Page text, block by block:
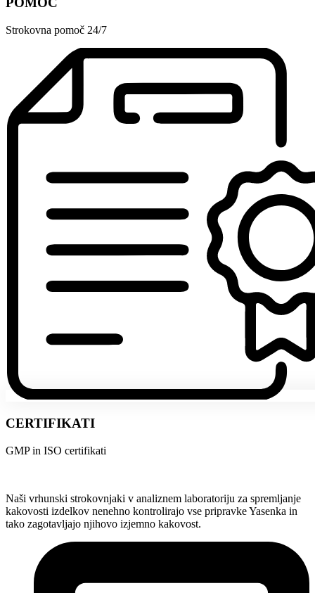
Strokovna pomoč 24/7
CERTIFIKATI
GMP in ISO certifikati
Naši vrhunski strokovnjaki v analiznem laboratoriju za spremljanje
kakovosti izdelkov nenehno kontrolirajo vse pripravke Yasenka in
tako zagotavljajo njihovo izjemno kakovost.